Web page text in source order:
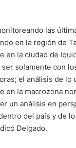
las
en la región de
en la ciudad de
solamente con
el análisis de lo
en la macrozona
un análisis en
del país y de
Delgado.